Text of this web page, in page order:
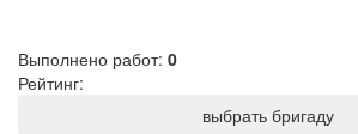
Выполнено работ: 0
Рейтинг:
выбрать бригаду